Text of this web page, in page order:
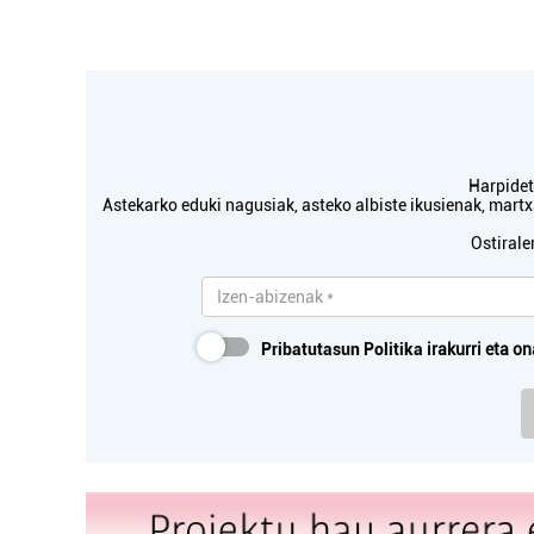
Astekarko eduki nagusiak, asteko albiste ikusienak,
Pribatutasun Politika irakurri eta
Diseinu grafikoa
DIXIDU DISEINU
GRAFIKOA